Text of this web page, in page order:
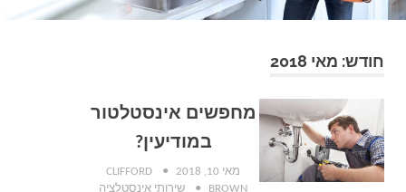
חודש: מאי 2018
מחפשים אינסטלטור
במודיעין?
מאי 10, 2018
CLIFFORD
BROWN
שירותי אינסטלציה